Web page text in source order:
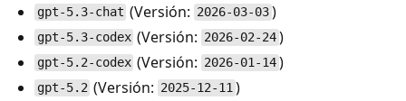
gpt-5.3-chat (Versión: 2026-03-03)
gpt-5.3-codex (Versión: 2026-02-24)
gpt-5.2-codex (Versión: 2026-01-14)
gpt-5.2 (Versión: 2025-12-11)